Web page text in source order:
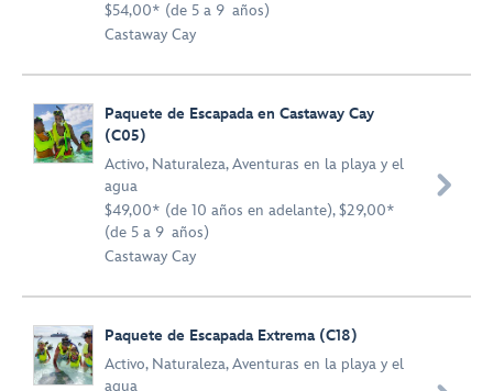
$54,00* (de 5 a 9 años)
Castaway Cay
Paquete de Escapada en Castaway Cay
(C05)
Activo, Naturaleza,Aventuras en la playa y el
agua
$49,00* (de 10 años en adelante), $29,00*
(de 5 a 9 años)
Castaway Cay

Paquete de Escapada Extrema (C18)
Activo, Naturaleza,Aventuras en la playa y el
agua